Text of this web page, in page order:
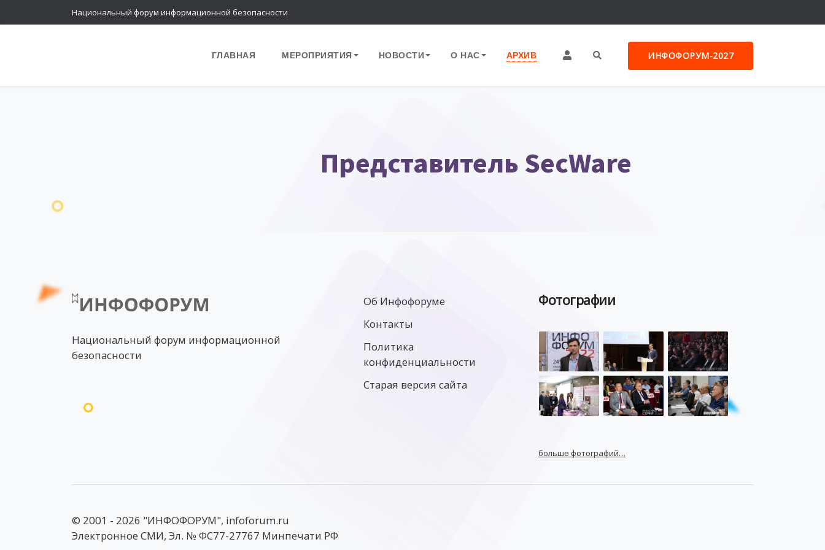
Национальный форум информационной безопасности
ГЛАВНАЯ МЕРОПРИЯТИЯ НОВОСТИ О НАС АРХИВ ИНФОФОРУМ-2027
Представитель SecWare
Национальный форум информационной
безопасности
Об Инфофоруме
Контакты
Политика
конфиденциальности
Старая версия сайта
Фотографии
больше фотографий…
© 2001 - 2026 "ИНФОФОРУМ", infoforum.ru
Электронное СМИ, Эл. № ФС77-27767 Минпечати РФ